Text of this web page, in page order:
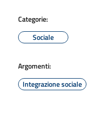
Categorie:
Sociale
Argomenti:
Integrazione sociale